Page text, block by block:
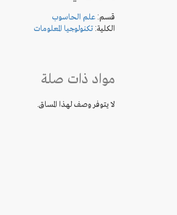
قسم: علم الحاسوب
الكلية: تكنولوجيا المعلومات
مواد ذات صلة
لا يتوفر وصف لهذا المساق.